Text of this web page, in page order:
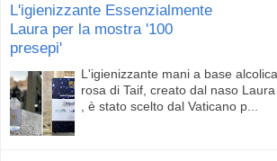
L'igienizzante Essenzialmente
Laura per la mostra '100
presepi'
L'igienizzante mani a base
rosa di Taif, creato dal naso
, è stato scelto dal Vaticano p...